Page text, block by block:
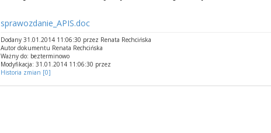
sprawozdanie_APIS.doc
Dodany 31.01.2014 11:06:30 przez Renata Rechcińska
Autor dokumentu Renata Rechcińska
Ważny do: bezterminowo
Modyfikacja: 31.01.2014 11:06:30 przez
Historia zmian [0]